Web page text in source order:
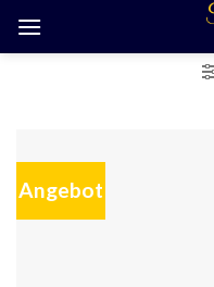
Angebot